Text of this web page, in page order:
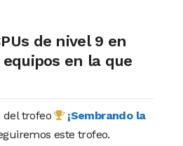
de nivel 9 en
en la que
del trofeo
¡Sembrando la
este trofeo.